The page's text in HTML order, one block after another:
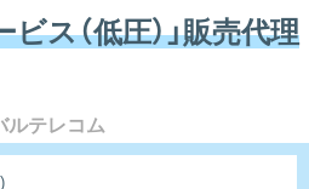
ス（低圧）」販売代理
ルテレコム